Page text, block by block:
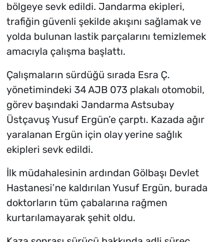
bölgeye sevk edildi. Jandarma ekipleri,
trafiğin güvenli şekilde akışını sağlamak ve
yolda bulunan lastik parçalarını temizlemek
amacıyla çalışma başlattı.
Çalışmaların sürdüğü sırada Esra Ç.
yönetimindeki 34 AJB 073 plakalı otomobil,
görev başındaki Jandarma Astsubay
Üstçavuş Yusuf Ergün’e çarptı. Kazada ağır
yaralanan Ergün için olay yerine sağlık
ekipleri sevk edildi.
İlk müdahalesinin ardından Gölbaşı Devlet
Hastanesi’ne kaldırılan Yusuf Ergün, burada
doktorların tüm çabalarına rağmen
kurtarılamayarak şehit oldu.